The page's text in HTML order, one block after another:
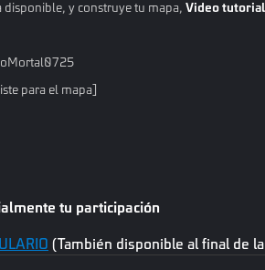
y construye tu mapa, Video
para el mapa]
tu participación
(También disponible al final de